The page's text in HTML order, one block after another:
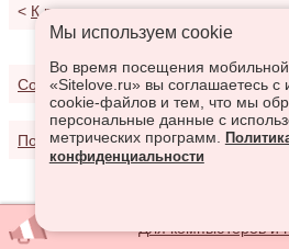
< К результатам поиска
Соглашение о предоставлении услуг
Политика конфиденциальности
Мы используем сookie
Во время посещения мобильной
«Sitelove.ru» вы соглашаетесь с
cookie-файлов и тем, что мы
персональные данные с
метрических программ.
конфиденциальности
Для компьютеров и